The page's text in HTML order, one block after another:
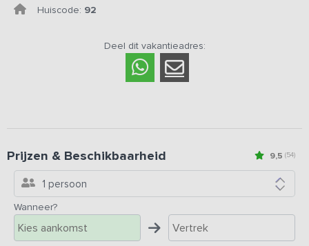
Huiscode: 92
Deel dit vakantieadres:
9,5 (54)
Prijzen & Beschikbaarheid
1 persoon
Wanneer?